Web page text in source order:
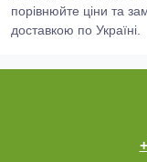
порівнюйте ціни та
доставкою по Україні.